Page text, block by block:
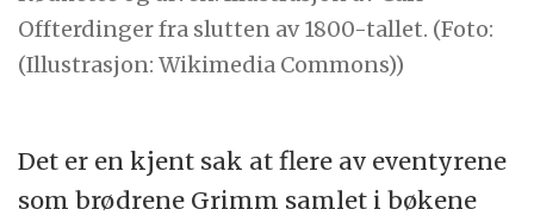
Offterdinger fra slutten av 1800-tallet. (Foto:
(Illustrasjon: Wikimedia Commons))
Det er en kjent sak at flere av eventyrene
som brødrene Grimm samlet i bøkene